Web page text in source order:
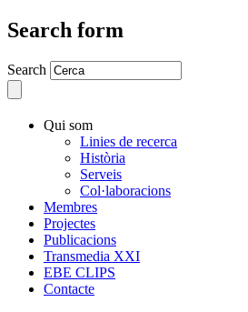
Search form
Search
Qui som
Linies de recerca
Història
Serveis
Col·laboracions
Membres
Projectes
Publicacions
Transmedia XXI
EBE CLIPS
Contacte